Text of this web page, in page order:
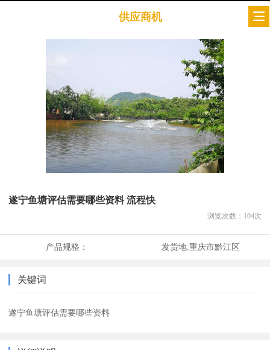
供应商机
遂宁鱼塘评估需要哪些资料 流程快
浏览次数： 104次
产品规格： 发货地:重庆市黔江区
关键词
遂宁鱼塘评估需要哪些资料